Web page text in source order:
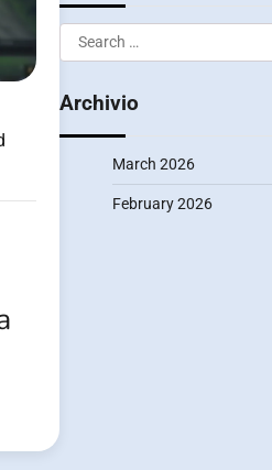
Search
for:
Archivio
March 2026
February 2026